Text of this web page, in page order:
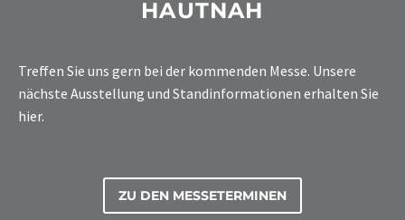
HAUTNAH
Treffen Sie uns gern bei der kommenden Messe. Unsere
nächste Ausstellung und Standinformationen erhalten Sie
hier.
ZU DEN MESSETERMINEN